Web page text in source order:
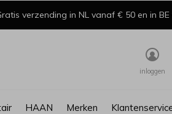
HAAN Merken
inloggen
verzending in NL vanaf € 50 en in